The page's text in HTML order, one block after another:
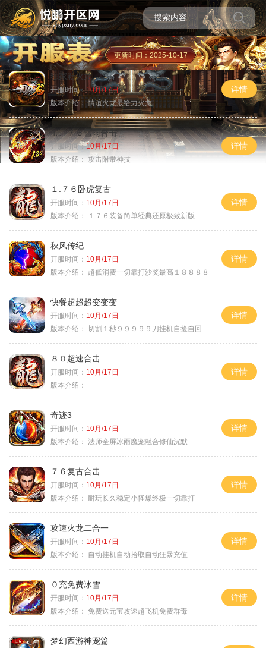
更新时间：2025-10-17
独家新火龙
开服时间：10月/17日
版本介绍：情谊火龙最给力火龙
详情
⒈、７６雪雨合击
开服时间：10月/17日
版本介绍： 攻击附带神技
详情
１.７６卧虎复古
开服时间： 10月/17日
版本介绍：
１７６装备简单经典还原极致新版
详情
秋风传纪
开服时间： 10月/17日
版本介绍：
超低消费一切靠打沙奖最高１８８８８
详情
快餐超超超变变变
开服时间： 10月/17日
版本介绍： 切割１秒９９９９９刀挂机自捡自回０血不
详情
８０超速合击
开服时间： 10月/17日
版本介绍：
详情
奇迹3
开服时间： 10月/17日
版本介绍： 法师全屏冰雨魔宠融合修仙沉默
详情
７６复古合击
开服时间： 10月/17日
版本介绍： 耐玩长久稳定小怪爆终极一切靠打
详情
攻速火龙二合一
开服时间： 10月/17日
版本介绍：
自动挂机自动拾取自动狂暴充值
详情
０充免费冰雪
开服时间： 10月/17日
版本介绍： 免费送元宝攻速超飞机免费群毒
详情
梦幻西游神宠篇